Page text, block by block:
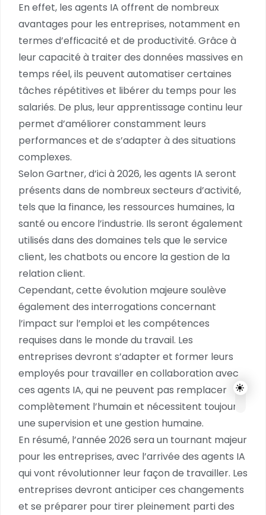
En effet, les agents IA offrent de nombreux
avantages pour les entreprises, notamment en
termes d’efficacité et de productivité. Grâce à
leur capacité à traiter des données massives en
temps réel, ils peuvent automatiser certaines
tâches répétitives et libérer du temps pour les
salariés. De plus, leur apprentissage continu leur
permet d’améliorer constamment leurs
performances et de s’adapter à des situations
complexes.
Selon Gartner, d’ici à 2026, les agents IA seront
présents dans de nombreux secteurs d’activité,
tels que la finance, les ressources humaines, la
santé ou encore l’industrie. Ils seront également
utilisés dans des domaines tels que le service
client, les chatbots ou encore la gestion de la
relation client.
Cependant, cette évolution majeure soulève
également des interrogations concernant
l’impact sur l’emploi et les compétences
requises dans le monde du travail. Les
entreprises devront s’adapter et former leurs
employés pour travailler en collaboration avec
ces agents IA, qui ne peuvent pas remplacer
complètement l’humain et nécessitent toujours
une supervision et une gestion humaine.
En résumé, l’année 2026 sera un tournant majeur
pour les entreprises, avec l’arrivée des agents IA
qui vont révolutionner leur façon de travailler. Les
entreprises devront anticiper ces changements
et se préparer pour tirer pleinement parti des